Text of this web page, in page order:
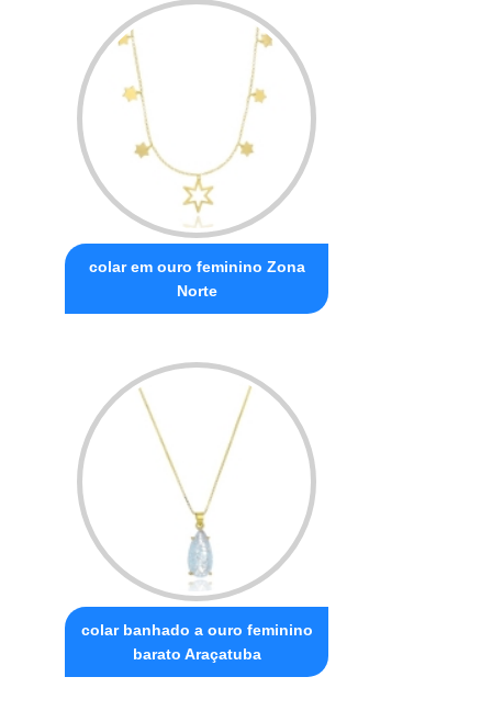
colar em ouro feminino Zona
Norte
colar banhado a ouro feminino
barato Araçatuba